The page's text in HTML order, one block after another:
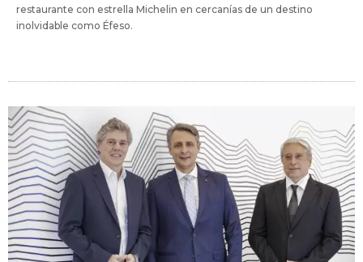
restaurante con estrella Michelin en cercanías de un destino
inolvidable como Éfeso.